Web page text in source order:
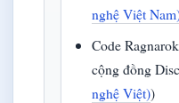
nghệ Việt
Code
cộng đồng
nghệ Việt))